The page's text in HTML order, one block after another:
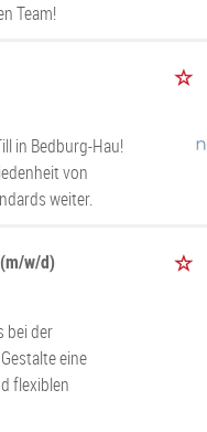
Team!
in Bedburg-Hau!
von
weiter.
w/d)
bei der
eine
flexiblen